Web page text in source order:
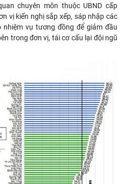
chuyên môn thuộc UBND cấp
vị kiến nghị sắp xếp, sáp nhập các
nhiệm vụ tương đồng để giảm đầu
trong đơn vị, tái cơ cấu lại đội ngũ